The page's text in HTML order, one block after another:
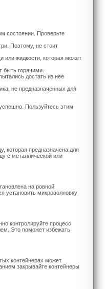
состоянии. Проверьте
Поэтому, не стоит
или жидкости, которая может
быть горячими.
достать из нее
не предназначенных для
Пользуйтесь этим
которая предназначена для
с металлической или
на ровной
установить микроволновку
контролируйте процесс
Это поможет избежать
контейнерах может
закрывайте контейнеры